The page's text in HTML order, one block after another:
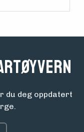
du deg oppdatert